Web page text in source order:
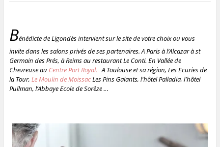
Bénédicte de Ligondès intervient sur le site de votre choix ou vous
invite dans les salons privésde ses partenaires.A Paris à l’Alcazar à st
Germain des Prés, à Reims au restaurant Le Conti. En Vallée de
Chevreuse au Centre Port Royal. A Toulouse et sa région, Les Ecuries de
la Tour, Le Moulin de MoissacLes Pins Galants, l'hôtel Palladia, l'hôtel
Pullman, l’Abbaye Ecole de Sorêze …